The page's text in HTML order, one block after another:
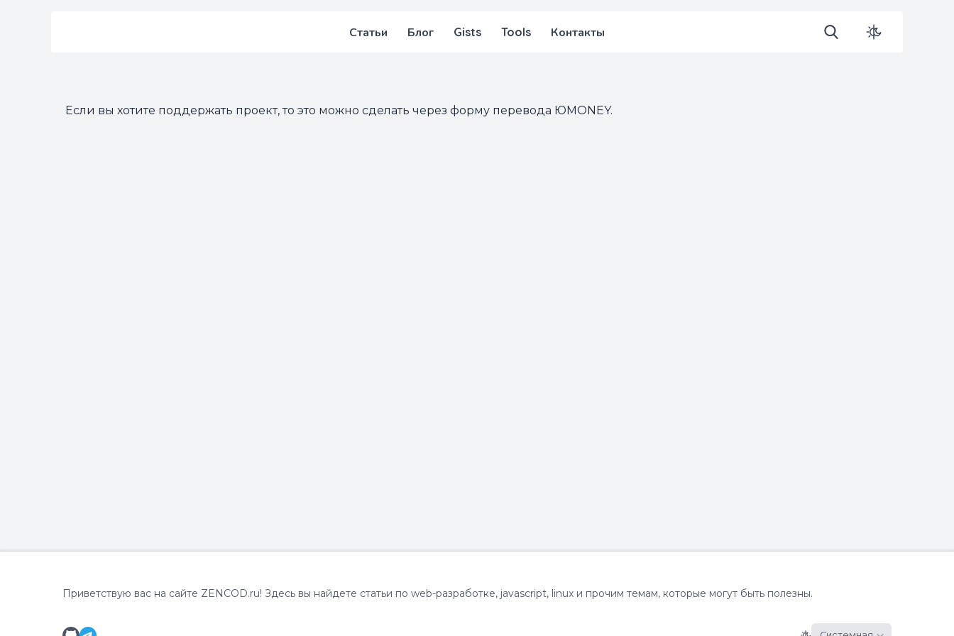
Статьи Блог Gists Tools Контакты
Если вы хотите поддержать проект, то это можно сделать через форму перевода ЮMONEY.
Приветствую вас на сайте ZENCOD.ru! Здесь вы найдете статьи по web-разработке, javascript, linux и прочим темам, которые могут быть полезны.